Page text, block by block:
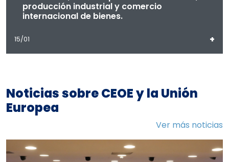
producción industrial y comercio
internacional de bienes.
15/01 +
Noticias sobre CEOE y la Unión
Europea
Ver más noticias